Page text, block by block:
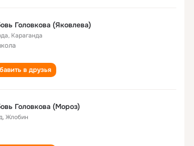
Головкова (Яковлева)
, Караганда
в друзья
Головкова (Мороз)
,Жлобин